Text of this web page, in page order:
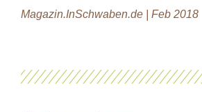
Magazin.InSchwaben.de | Feb 2018